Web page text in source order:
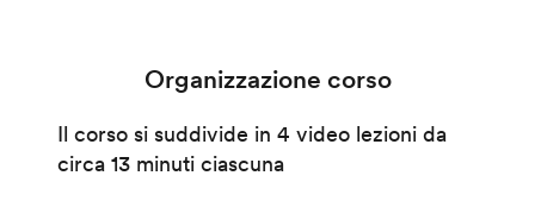
Organizzazione corso
Il corso si suddivide in 4 video lezioni da
circa 13 minuti ciascuna